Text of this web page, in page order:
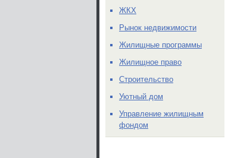
ЖКХ
Рынок недвижимости
Жилищные программы
Жилищное право
Строительство
Уютный дом
Управление жилищным
фондом